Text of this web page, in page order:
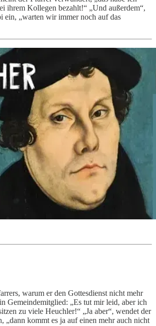
ihrem Kollegen bezahlt!“ „Und außerdem“,
ein, „warten wir immer noch auf das
warum er den Gottesdienst nicht mehr
Gemeindemitglied: „Es tut mir leid, aber ich
zu viele Heuchler!“ „Ja aber“, wendet der
„dann kommt es ja auf einen mehr auch nicht